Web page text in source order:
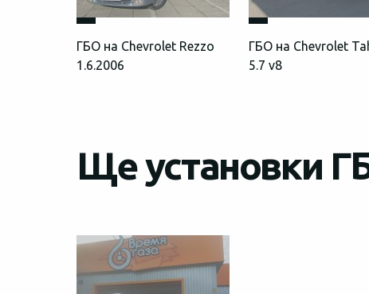
ГБО на Chevrolet Rezzo
1.6.2006
ГБО на Chevrolet
5.7 v8
Ще установки